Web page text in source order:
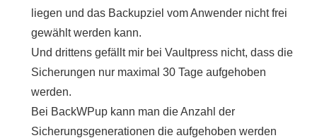
liegen und das Backupziel vom Anwender nicht frei
gewählt werden kann.
Und drittens gefällt mir bei Vaultpress nicht, dass die
Sicherungen nur maximal 30 Tage aufgehoben
werden.
Bei BackWPup kann man die Anzahl der
Sicherungsgenerationen die aufgehoben werden